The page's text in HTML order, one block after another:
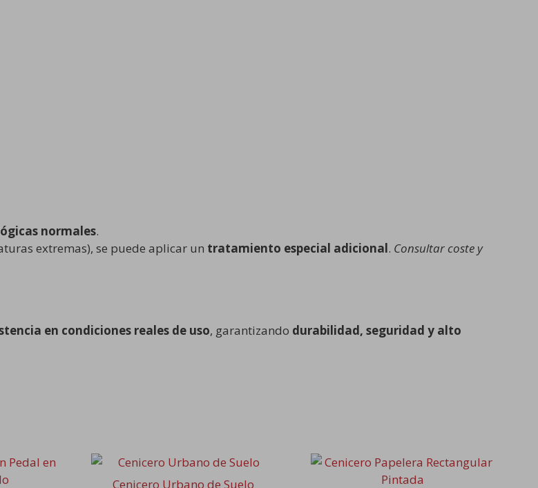
normales.
extremas), se puede aplicar un tratamiento especial adicional. Consultar coste y
en condiciones reales de uso, garantizando durabilidad, seguridad y alto
Cenicero Urbano de Suelo
Este